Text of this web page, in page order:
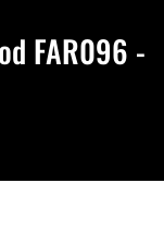
FAR096 -